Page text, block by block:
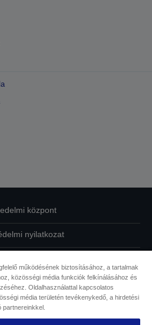
központ
nyilatkozat
információk
működésének biztosításához, a tartalmak
közösségi média funkciók felkínálásához és
Oldalhasználattal kapcsolatos
média területén tevékenykedő, a hirdetési